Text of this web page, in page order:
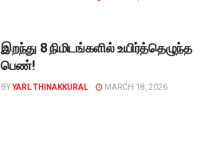
இறந்து 8 நிமிடங்களில் உயிர்த்தெழுந்த
பெண்!
BYYARL THINAKKURAL MARCH 18, 2026